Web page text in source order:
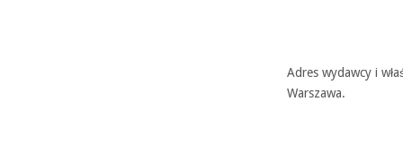
Adres wydawcy i
Warszawa.